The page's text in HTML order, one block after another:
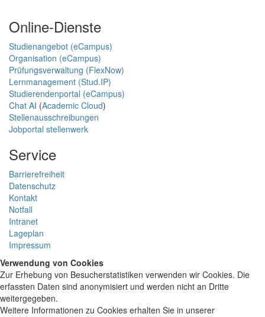
Online-Dienste
Studienangebot (eCampus)
Organisation (eCampus)
Prüfungsverwaltung (FlexNow)
Lernmanagement (Stud.IP)
Studierendenportal (eCampus)
Chat AI (Academic Cloud)
Stellenausschreibungen
Jobportal stellenwerk
Service
Barrierefreiheit
Datenschutz
Kontakt
Notfall
Intranet
Lageplan
Impressum
Verwendung von Cookies
Zur Erhebung von Besucherstatistiken verwenden wir Cookies. Die
erfassten Daten sind anonymisiert und werden nicht an Dritte
weitergegeben.
Weitere Informationen zu Cookies erhalten Sie in unserer